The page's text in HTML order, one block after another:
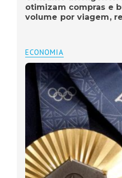
otimizam compras e
volume por viagem,
ECONOMIA